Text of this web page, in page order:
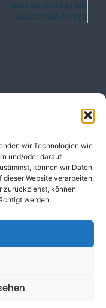
wir Technologien wie
und/oder darauf
können wir Daten
Website verarbeiten.
zurückziehst, können
werden.